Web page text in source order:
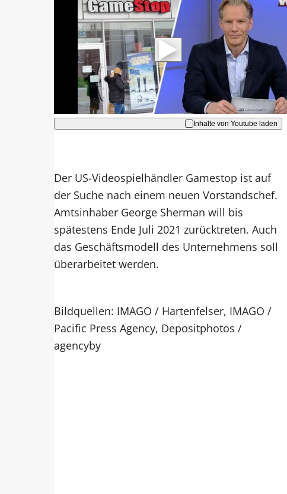
Mit der Wiedergabe dieses Videos
werden Daten an Youtube übertragen.
Hinweise dazu erhalten Sie in der
Datenschutzerklärung
Akzeptieren
Inhalte von Youtube laden
Der US-Videospielhändler Gamestop ist auf
der Suche nach einem neuen Vorstandschef.
Amtsinhaber George Sherman will bis
spätestens Ende Juli 2021 zurücktreten. Auch
das Geschäftsmodell des Unternehmens soll
überarbeitet werden.
Bildquellen: IMAGO / Hartenfelser, IMAGO /
Pacific Press Agency, Depositphotos /
agencyby